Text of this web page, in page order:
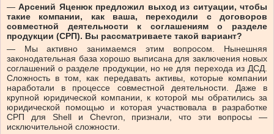
—Арсений Яценюк предложил выход из ситуации, чтобы
такие компании, как ваша, переходили с договоров
совместной деятельности к соглашениям о разделе
продукции (СРП). Вы рассматриваете такой вариант?
— Мы активно занимаемся этим вопросом. Нынешняя
законодательная база хорошо выписана для заключения новых
соглашений о разделе продукции, но не для перехода из ДСД.
Сложность в том, как передавать активы, которые компании
наработали в процессе совместной деятельности. Даже в
крупной юридической компании, к которой мы обратились за
юридической помощью и которая участвовала в разработке
СРП для Shell и Chevron, признали, что эти вопросы —
исключительной сложности.